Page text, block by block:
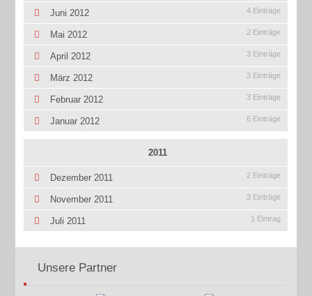
Juni 2012 4 Einträge
Mai 2012 2 Einträge
April 2012 3 Einträge
März 2012 3 Einträge
Februar 2012 3 Einträge
Januar 2012 6 Einträge
2011
Dezember 2011 2 Einträge
November 2011 3 Einträge
Juli 2011 1 Eintrag
Unsere Partner